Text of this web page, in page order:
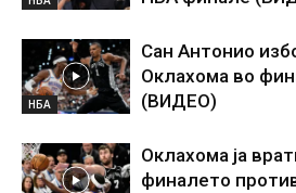
НБА
Сан Антонио
Оклахома во
(ВИДЕО)
Оклахома ја
финалето